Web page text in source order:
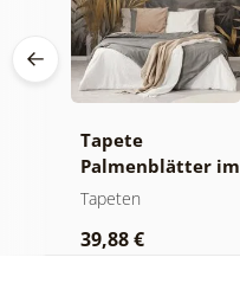
Tapete
Palmenblätter im
Dschungel
Tapeten
39,88 €